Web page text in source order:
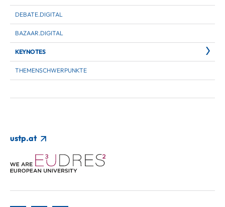
DEBATE.DIGITAL
BAZAAR.DIGITAL
KEYNOTES
THEMENSCHWERPUNKTE
ustp.at